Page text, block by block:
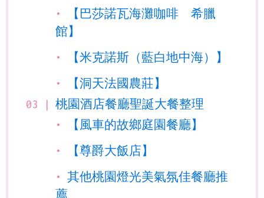
【巴莎諾瓦海灘咖啡 希臘
館】
【米克諾斯（藍白地中海）】
【洞天法國農莊】
桃園酒店餐廳聖誕大餐整理
【風車的故鄉庭園餐廳】
【尊爵大飯店】
其他桃園燈光美氣氛佳餐廳推
薦